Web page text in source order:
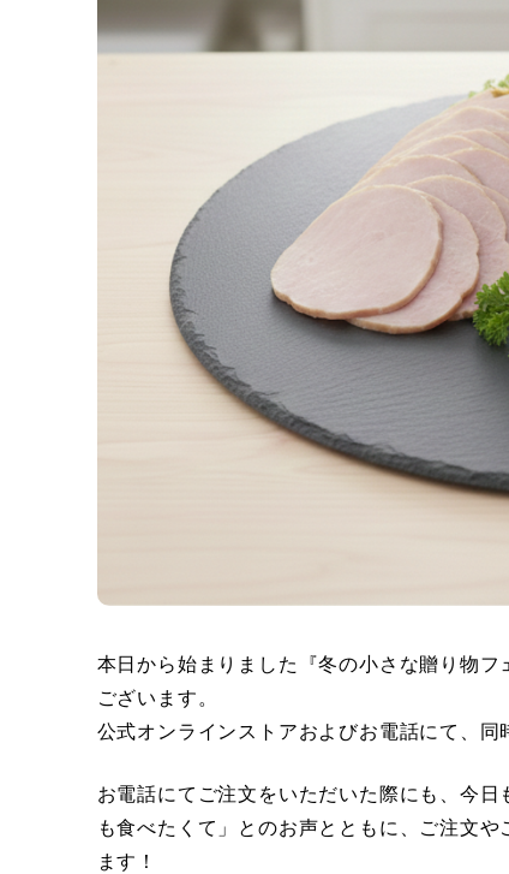
本日から始まりました『冬の小さな贈り物
ございます。
公式オンラインストアおよびお電話にて、同
お電話にてご注文をいただいた際にも、今
も食べたくて」とのお声とともに、ご注文
ます！